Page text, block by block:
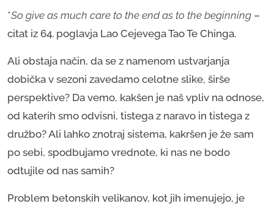
*So give as much care to the end as to the beginning –
citat iz 64. poglavja Lao Cejevega Tao Te Chinga.
Ali obstaja način, da se z namenom ustvarjanja
dobička v sezoni zavedamo celotne slike, širše
perspektive? Da vemo, kakšen je naš vpliv na odnose,
od katerih smo odvisni, tistega z naravo in tistega z
družbo? Ali lahko znotraj sistema, kakršen je že sam
po sebi, spodbujamo vrednote, ki nas ne bodo
odtujile od nas samih?
Problem betonskih velikanov, kot jih imenujejo, je